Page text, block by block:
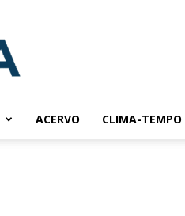
ACERVO CLIMA-TEMPO